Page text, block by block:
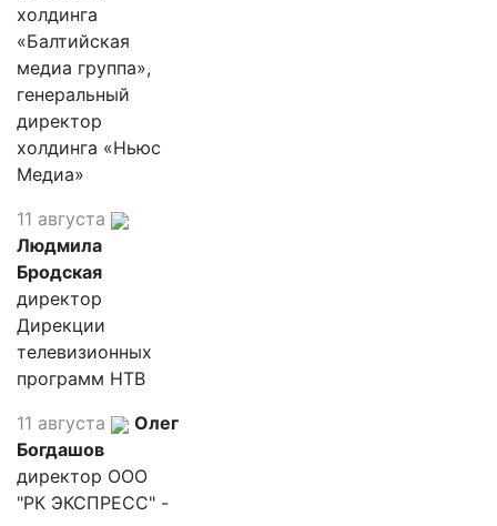
холдинга
«Балтийская
медиа группа»,
генеральный
директор
холдинга «Ньюс
Медиа»
11 августа
Людмила
Бродская
директор
Дирекции
телевизионных
программ НТВ
11 августа
Олег
Богдашов
директор ООО
"РК ЭКСПРЕСС" -